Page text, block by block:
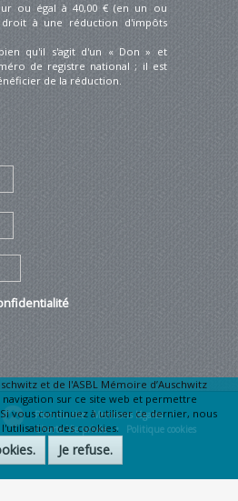
ou égal à 40,00 € (en un ou
droit à une réduction d'impôts
qu'il s'agit d'un « Don » et
de registre national ; il est
de la réduction.
Plan du site Mentions légales •
Charte Vie privée •
Politique cookies
et de l'ASBL Mémoire d’Auschwitz
sur ce site web et permettre
vous continuez à utiliser ce dernier, nous
des cookies.
Je refuse.